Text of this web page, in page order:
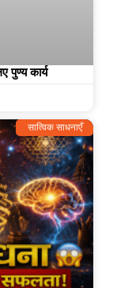
पुण्य कार्य
सात्विक साधनाएँ